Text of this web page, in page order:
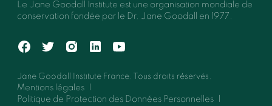
Le Jane Goodall Institute est une organisation mondiale de
conservation fondée par le Dr. Jane Goodall en 1977.
Jane Goodall Institute France. Tous droits réservés.
Mentions légales
Politique de Protection des Données Personnelles